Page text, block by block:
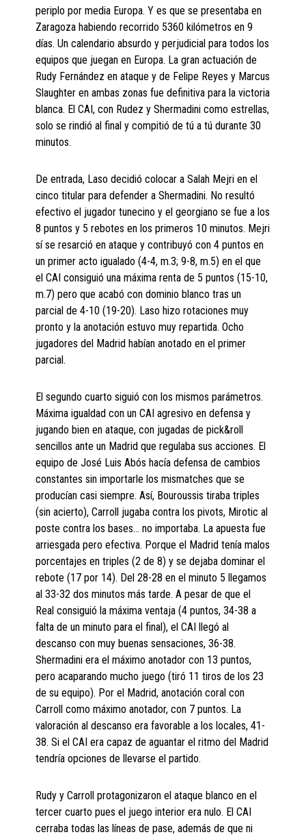
periplo por media Europa. Y es que se presentaba en
Zaragoza habiendo recorrido 5360 kilómetros en 9
días. Un calendario absurdo y perjudicial para todos los
equipos que juegan en Europa. La gran actuación de
Rudy Fernández en ataque y de Felipe Reyes y Marcus
Slaughter en ambas zonas fue definitiva para la victoria
blanca. El CAI, con Rudez y Shermadini como estrellas,
solo se rindió al final y compitió de tú a tú durante 30
minutos.
De entrada, Laso decidió colocar a Salah Mejri en el
cinco titular para defender a Shermadini. No resultó
efectivo el jugador tunecino y el georgiano se fue a los
8 puntos y 5 rebotes en los primeros 10 minutos. Mejri
sí se resarció en ataque y contribuyó con 4 puntos en
un primer acto igualado (4-4, m.3; 9-8, m.5) en el que
el CAI consiguió una máxima renta de 5 puntos (15-10,
m.7) pero que acabó con dominio blanco tras un
parcial de 4-10 (19-20). Laso hizo rotaciones muy
pronto y la anotación estuvo muy repartida. Ocho
jugadores del Madrid habían anotado en el primer
parcial.
El segundo cuarto siguió con los mismos parámetros.
Máxima igualdad con un CAI agresivo en defensa y
jugando bien en ataque, con jugadas de pick&roll
sencillos ante un Madrid que regulaba sus acciones. El
equipo de José Luis Abós hacía defensa de cambios
constantes sin importarle los mismatches que se
producían casi siempre. Así, Bouroussis tiraba triples
(sin acierto), Carroll jugaba contra los pivots, Mirotic al
poste contra los bases… no importaba. La apuesta fue
arriesgada pero efectiva. Porque el Madrid tenía malos
porcentajes en triples (2 de 8) y se dejaba dominar el
rebote (17 por 14). Del 28-28 en el minuto 5 llegamos
al 33-32 dos minutos más tarde. A pesar de que el
Real consiguió la máxima ventaja (4 puntos, 34-38 a
falta de un minuto para el final), el CAI llegó al
descanso con muy buenas sensaciones, 36-38.
Shermadini era el máximo anotador con 13 puntos,
pero acaparando mucho juego (tiró 11 tiros de los 23
de su equipo). Por el Madrid, anotación coral con
Carroll como máximo anotador, con 7 puntos. La
valoración al descanso era favorable a los locales, 41-
38. Si el CAI era capaz de aguantar el ritmo del Madrid
tendría opciones de llevarse el partido.
Rudy y Carroll protagonizaron el ataque blanco en el
tercer cuarto pues el juego interior era nulo. El CAI
cerraba todas las líneas de pase, además de que ni